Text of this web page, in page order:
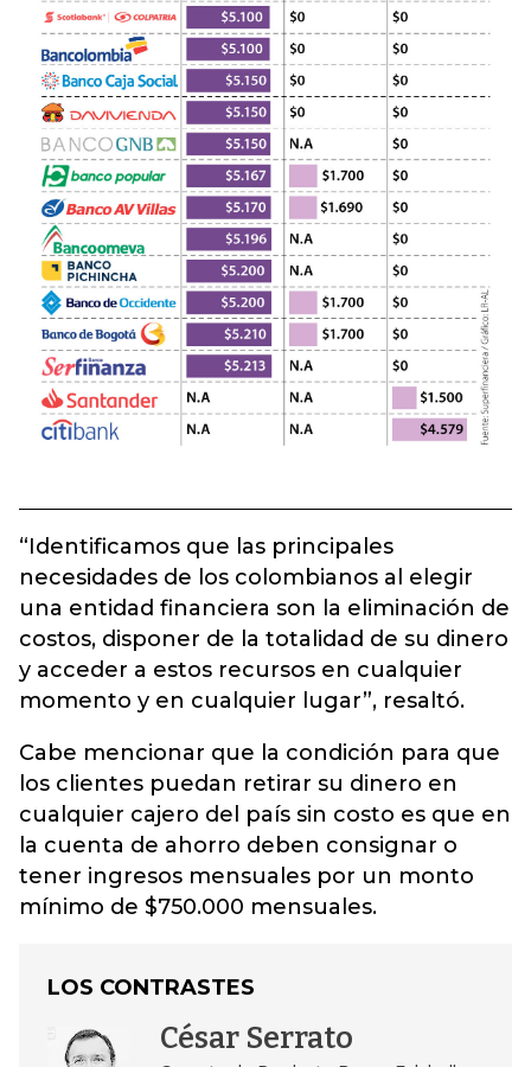
“Identificamos que las principales
necesidades de los colombianos al elegir
una entidad financiera son la eliminación de
costos, disponer de la totalidad de su dinero
y acceder a estos recursos en cualquier
momento y en cualquier lugar”, resaltó.
Cabe mencionar que la condición para que
los clientes puedan retirar su dinero en
cualquier cajero del país sin costo es que en
la cuenta de ahorro deben consignar o
tener ingresos mensuales por un monto
mínimo de $750.000 mensuales.
LOS CONTRASTES
César Serrato